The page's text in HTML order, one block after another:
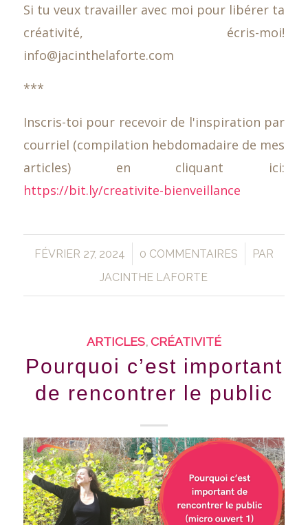
Si tu veux travailler avec moi pour libérer ta
créativité, écris-moi!
info@jacinthelaforte.com
***
Inscris-toi pour recevoir de l'inspiration par
courriel (compilation hebdomadaire de mes
articles) en cliquant ici:
https://bit.ly/creativite-bienveillance
FÉVRIER 27, 2024
/ 0 COMMENTAIRES
/
PAR
JACINTHE LAFORTE
ARTICLES,CRÉATIVITÉ
Pourquoi c’est important
de rencontrer le public